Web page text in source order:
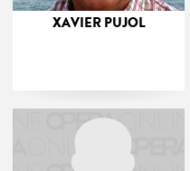
XAVIER PUJOL